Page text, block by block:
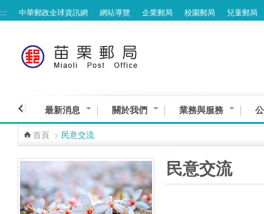
跳到主要內容區塊
::: 中華郵政全球資訊網 網站導覽 企業郵局 校園郵局 兒童郵局
最新消息 關於我們 業務與服務
首頁 > 民意交流
民意交流